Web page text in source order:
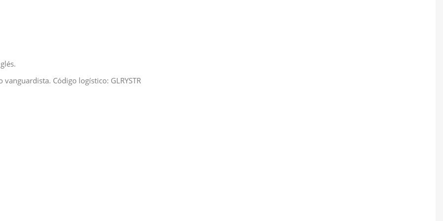
Código logístico: GLRYSTR